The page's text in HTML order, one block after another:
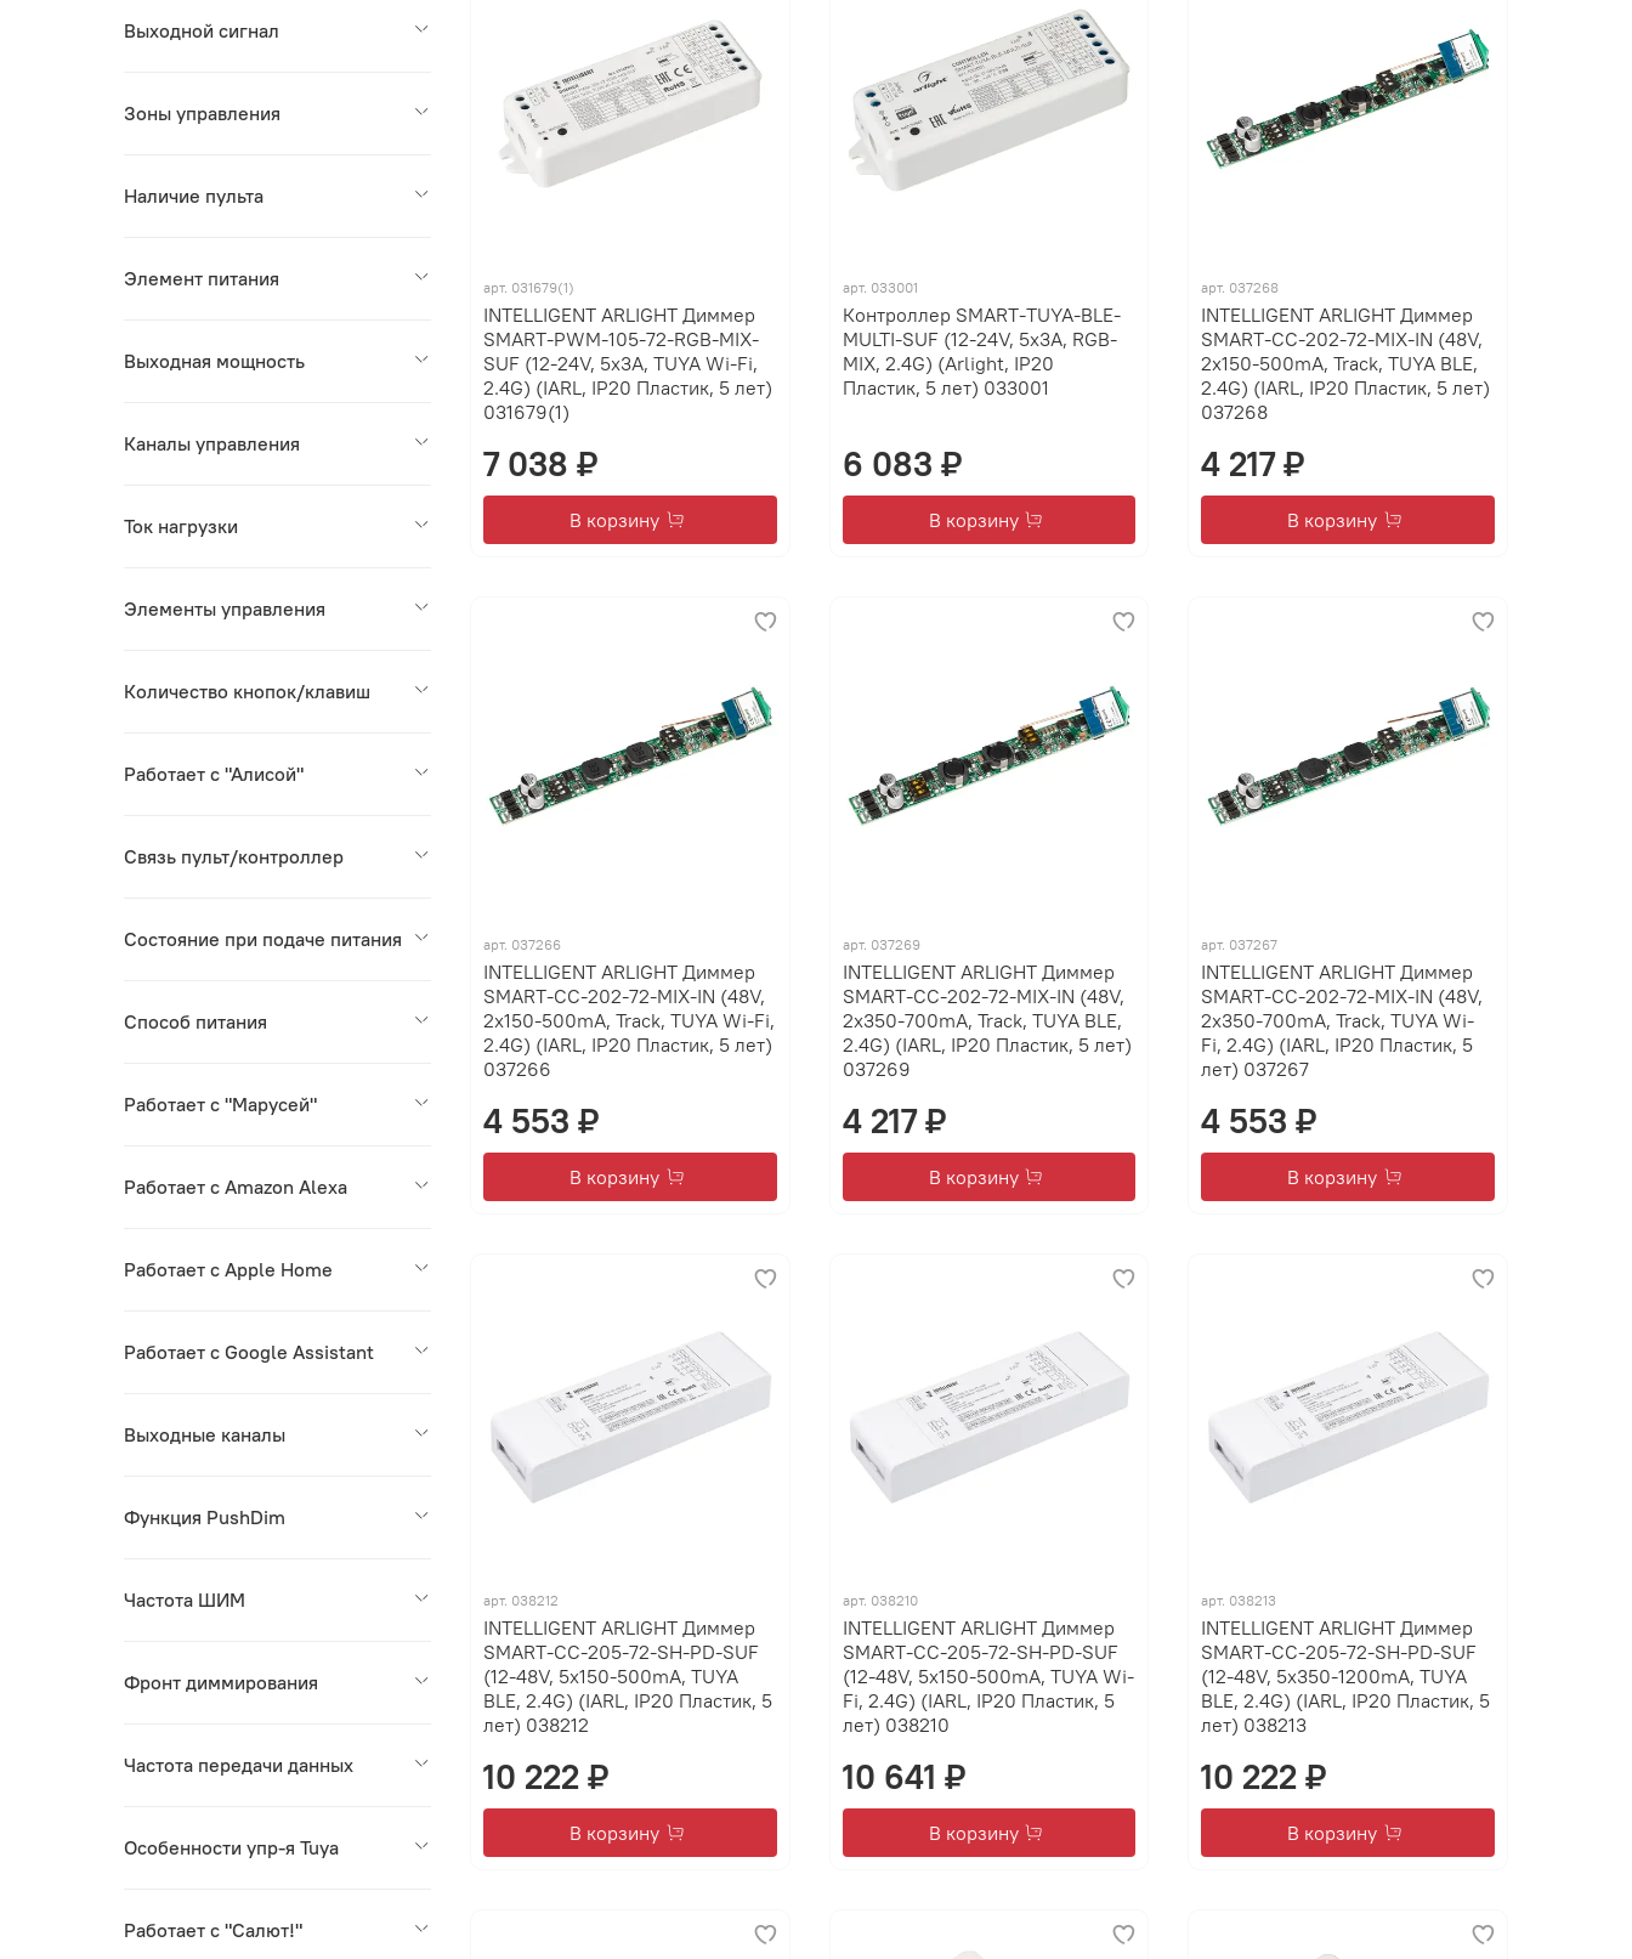
арт. 031679(1)
INTELLIGENT ARLIGHT Диммер
SMART-PWM-105-72-RGB-MIX-
SUF (12-24V, 5x3A, TUYA Wi-Fi,
2.4G) (IARL, IP20 Пластик, 5 лет)
031679(1)
7 038 ₽
В корзину
арт. 033001
Контроллер SMART-TUYA-BLE-
MULTI-SUF (12-24V, 5x3A, RGB-
MIX, 2.4G) (Arlight, IP20
Пластик, 5 лет) 033001
6 083 ₽
В корзину
арт. 037268
INTELLIGENT ARLIGHT Диммер
SMART-CC-202-72-MIX-IN (48V,
2x150-500mA, Track, TUYA BLE,
2.4G) (IARL, IP20 Пластик, 5 лет)
037268
4 217 ₽
В корзину
арт. 037266
INTELLIGENT ARLIGHT Диммер
SMART-CC-202-72-MIX-IN (48V,
2x150-500mA, Track, TUYA Wi-Fi,
2.4G) (IARL, IP20 Пластик, 5 лет)
037266
4 553 ₽
В корзину
арт. 037269
INTELLIGENT ARLIGHT Диммер
SMART-CC-202-72-MIX-IN (48V,
2x350-700mA, Track, TUYA BLE,
2.4G) (IARL, IP20 Пластик, 5 лет)
037269
4 217 ₽
В корзину
арт. 037267
INTELLIGENT ARLIGHT Диммер
SMART-CC-202-72-MIX-IN (48V,
2x350-700mA, Track, TUYA Wi-
Fi, 2.4G) (IARL, IP20 Пластик, 5
лет) 037267
4 553 ₽
В корзину
арт. 038212
INTELLIGENT ARLIGHT Диммер
SMART-CC-205-72-SH-PD-SUF
(12-48V, 5x150-500mA, TUYA
BLE, 2.4G) (IARL, IP20 Пластик, 5
лет) 038212
10 222 ₽
В корзину
арт. 038210
INTELLIGENT ARLIGHT Диммер
SMART-CC-205-72-SH-PD-SUF
(12-48V, 5x150-500mA, TUYA Wi-
Fi, 2.4G) (IARL, IP20 Пластик, 5
лет) 038210
10 641 ₽
В корзину
арт. 038213
INTELLIGENT ARLIGHT Диммер
SMART-CC-205-72-SH-PD-SUF
(12-48V, 5x350-1200mA, TUYA
BLE, 2.4G) (IARL, IP20 Пластик, 5
лет) 038213
10 222 ₽
В корзину
Выходной сигнал
Зоны управления
Наличие пульта
Элемент питания
Выходная мощность
Каналы управления
Ток нагрузки
Элементы управления
Количество кнопок/клавиш
Работает с "Алисой"
Связь пульт/контроллер
Состояние при подаче питания
Способ питания
Работает с "Марусей"
Работает с Amazon Alexa
Работает с Apple Home
Работает с Google Assistant
Выходные каналы
Функция PushDim
Частота ШИМ
Фронт диммирования
Частота передачи данных
Особенности упр-я Tuya
Работает с "Салют!"